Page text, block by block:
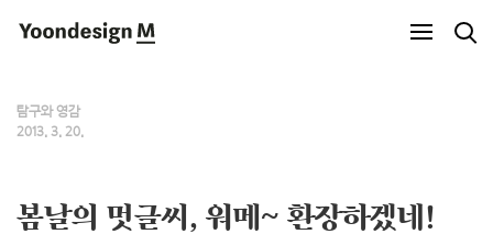
Yoondesign M
탐구와 영감
2013. 3. 20.
봄날의 멋글씨, 워메~ 환장하겠네!